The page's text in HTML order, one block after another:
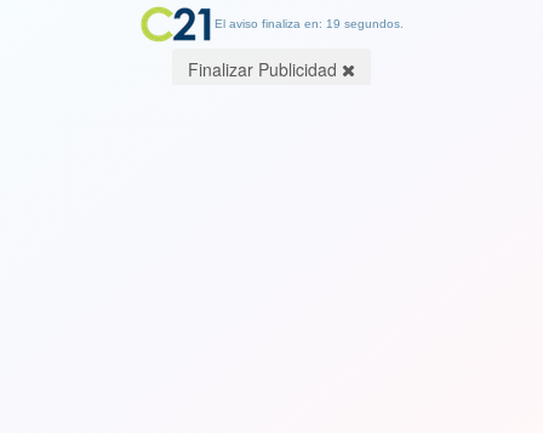
El aviso finaliza en: 19 segundos.
Finalizar Publicidad